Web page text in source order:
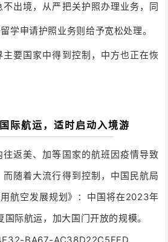
出境，从严把关护照办理业务，同
学申请护照业务则给予宽松处理。
要国家中得到控制，中方也正在恢
际航运，适时启动入境游
返美、加等国家的航班因疫情导致
随着大流行得到控制，中国民航局
航空发展规划》：中国将在2023年
际航运，加大国门开放的规模。